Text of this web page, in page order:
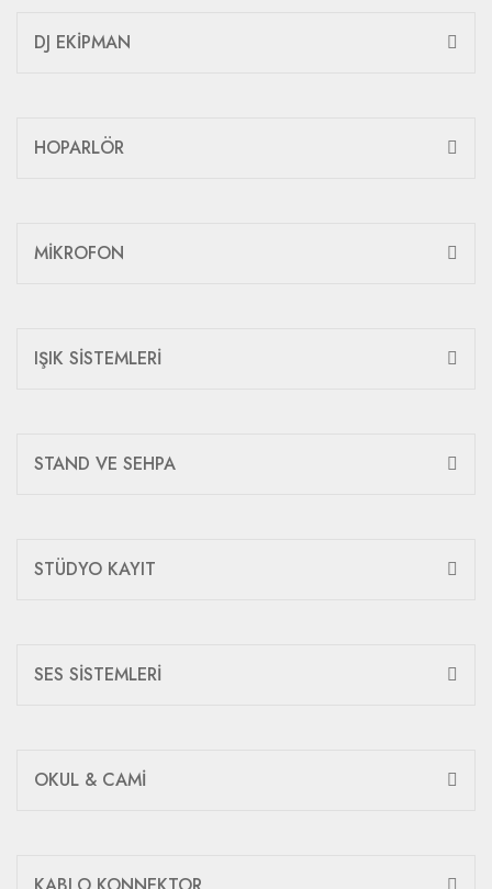
DJ EKİPMAN
HOPARLÖR
MİKROFON
IŞIK SİSTEMLERİ
STAND VE SEHPA
STÜDYO KAYIT
SES SİSTEMLERİ
OKUL & CAMİ